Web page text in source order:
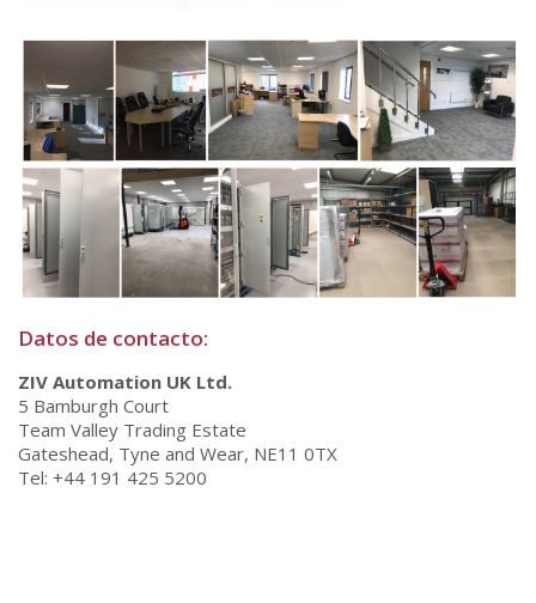
Datos de contacto:
ZIV Automation UK Ltd.
5 Bamburgh Court
Team Valley Trading Estate
Gateshead, Tyne and Wear, NE11 0TX
Tel: +44 191 425 5200